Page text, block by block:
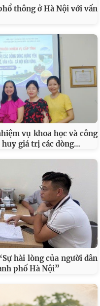
thông ở Hà Nội với vấn
vụ khoa học và công
giá trị các dòng…
hài lòng của người dân
phố Hà Nội”